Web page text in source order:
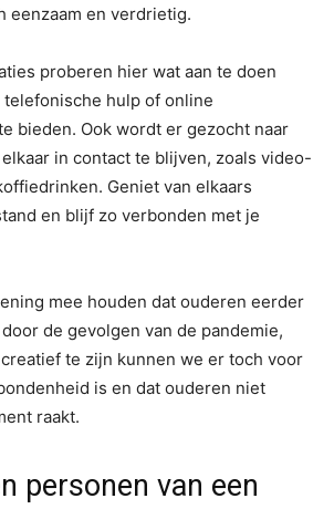
eenzaam en verdrietig.
proberen hier wat aan te doen
hulp of online
bieden. Ook wordt er gezocht naar
in contact te blijven, zoals video-
Geniet van elkaars
en blijf zo verbonden met je
mee houden dat ouderen eerder
de gevolgen van de pandemie,
te zijn kunnen we er toch voor
is en dat ouderen niet
raakt.
personen van een